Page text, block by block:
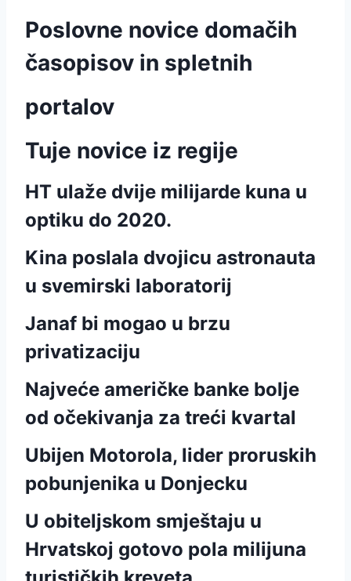
Poslovne novice domačih
časopisov in spletnih
portalov
Tuje novice iz regije
HT ulaže dvije milijarde kuna u
optiku do 2020.
Kina poslala dvojicu astronauta
u svemirski laboratorij
Janaf bi mogao u brzu
privatizaciju
Najveće američke banke bolje
od očekivanja za treći kvartal
Ubijen Motorola, lider proruskih
pobunjenika u Donjecku
U obiteljskom smještaju u
Hrvatskoj gotovo pola milijuna